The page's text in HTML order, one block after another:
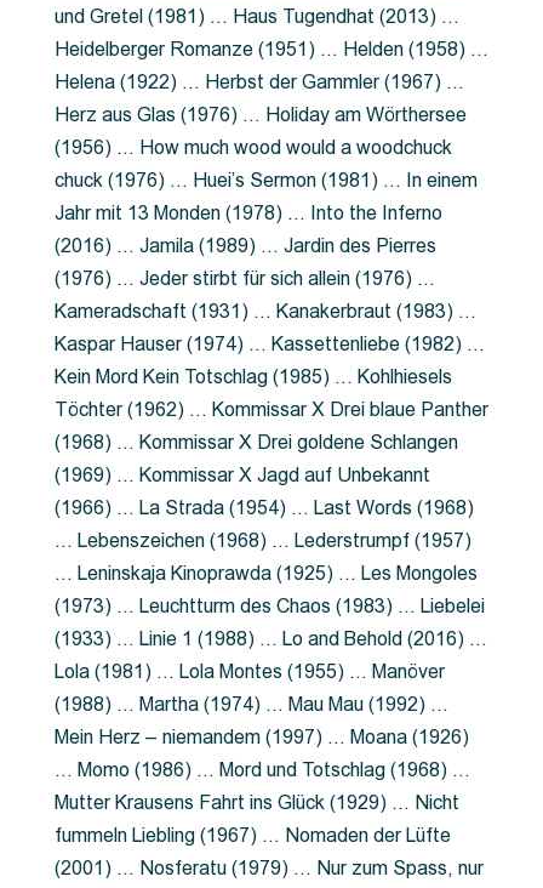
und Gretel (1981) … Haus Tugendhat (2013) …
Heidelberger Romanze (1951) … Helden (1958) …
Helena (1922) … Herbst der Gammler (1967) …
Herz aus Glas (1976) … Holiday am Wörthersee
(1956) … How much wood would a woodchuck
chuck (1976) … Huei’s Sermon (1981) … In einem
Jahr mit 13 Monden (1978) … Into the Inferno
(2016) … Jamila (1989) … Jardin des Pierres
(1976) … Jeder stirbt für sich allein (1976) …
Kameradschaft (1931) … Kanakerbraut (1983) …
Kaspar Hauser (1974) … Kassettenliebe (1982) …
Kein Mord Kein Totschlag (1985) … Kohlhiesels
Töchter (1962) … Kommissar X Drei blaue Panther
(1968) … Kommissar X Drei goldene Schlangen
(1969) … Kommissar X Jagd auf Unbekannt
(1966) … La Strada (1954) … Last Words (1968)
… Lebenszeichen (1968) … Lederstrumpf (1957)
… Leninskaja Kinoprawda (1925) … Les Mongoles
(1973) … Leuchtturm des Chaos (1983) … Liebelei
(1933) … Linie 1 (1988) … Lo and Behold (2016) …
Lola (1981) … Lola Montes (1955) … Manöver
(1988) … Martha (1974) … Mau Mau (1992) …
Mein Herz – niemandem (1997) … Moana (1926)
… Momo (1986) … Mord und Totschlag (1968) …
Mutter Krausens Fahrt ins Glück (1929) … Nicht
fummeln Liebling (1967) … Nomaden der Lüfte
(2001) … Nosferatu (1979) … Nur zum Spass, nur